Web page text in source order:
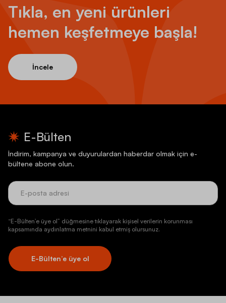
Tıkla, en yeni ürünleri
hemen keşfetmeye başla!
İncele
E-Bülten
İndirim, kampanya ve duyurulardan haberdar olmak için e-
bültene abone olun.
“E-Bülten’e üye ol” düğmesine tıklayarak kişisel verilerin korunması
kapsamında aydınlatma metnini kabul etmiş olursunuz.
E-Bülten’e üye ol